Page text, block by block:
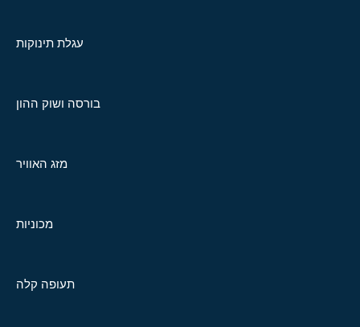
עגלת תינוקות
בורסה ושוק ההון
מזג האוויר
מכוניות
תעופה קלה